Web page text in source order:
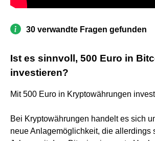
30 verwandte Fragen gefunden
Ist es sinnvoll, 500 Euro in
investieren?
Mit 500 Euro in Kryptowährungen
Bei Kryptowährungen handelt es sich
neue Anlagemöglichkeit, die allerdings